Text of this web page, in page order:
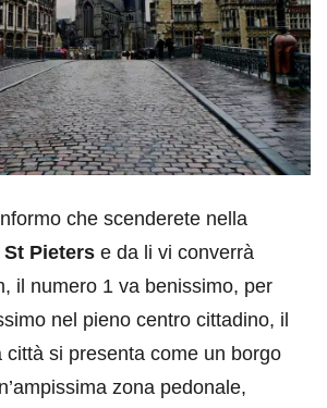
che scenderete nella
St Pieters e da li vi converrà
il numero 1 va benissimo, per
nel pieno centro cittadino, il
città si presenta come un borgo
zona pedonale,